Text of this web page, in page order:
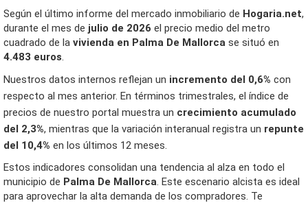
Según el último informe del mercado inmobiliario de Hogaria.net,
durante el mes de julio de 2026 el precio medio del metro
cuadrado de la vivienda en Palma De Mallorca se situó en
4.483 euros
Nuestros datos internos reflejan un incremento del 0,6% con
respecto al mes anterior. En términos trimestrales, el índice de
precios de nuestro portal muestra un crecimiento acumulado
del 2,3%, mientras que la variación interanual registra un repunte
del 10,4% en los últimos 12 meses.
Estos indicadores consolidan una tendencia al alza en todo el
municipio de Palma De Mallorca . Este escenario alcista es ideal
para aprovechar la alta demanda de los compradores. Te